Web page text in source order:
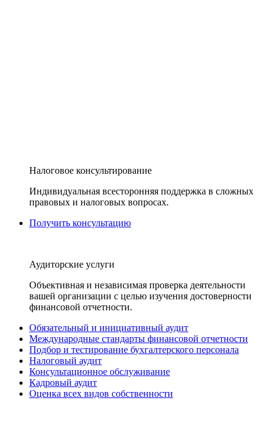
Налоговое консультирование
Индивидуальная всесторонняя поддержка в сложных
правовых и налоговых вопросах.
Получить консультацию
Аудиторские услуги
Объективная и независимая проверка деятельности
вашей организации с целью изучения достоверности
финансовой отчетности.
Обязательный и инициативный аудит
Международные стандарты финансовой отчетности
Подбор и тестирование бухгалтерского персонала
Налоговый аудит
Консультационное обслуживание
Кадровый аудит
Оценка всех видов собственности